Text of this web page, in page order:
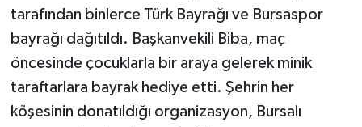
tarafından binlerce Türk Bayrağı ve Bursaspor
bayrağı dağıtıldı. Başkanvekili Biba, maç
öncesinde çocuklarla bir araya gelerek minik
taraftarlara bayrak hediye etti. Şehrin her
köşesinin donatıldığı organizasyon, Bursalı